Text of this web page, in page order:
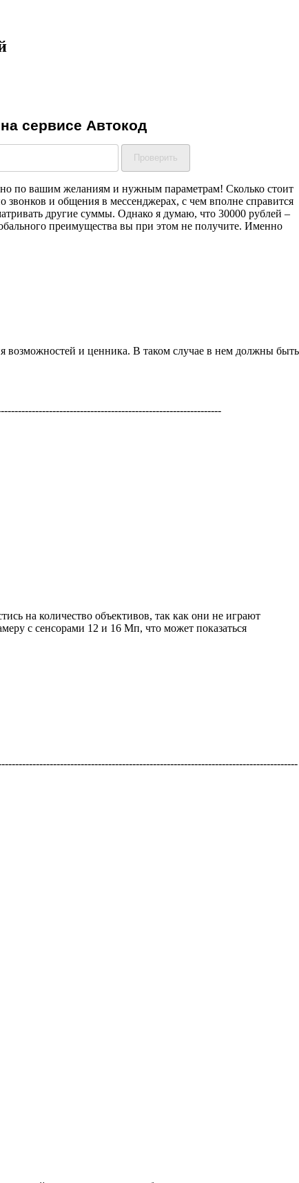
по вашим желаниям и нужным параметрам! Сколько стоит
звонков и общения в мессенджерах, с чем вполне справится
другие суммы. Однако я думаю, что 30000 рублей –
преимущества вы при этом не получите. Именно
возможностей и ценника. В таком случае в нем должны быть
на количество объективов, так как они не играют
с сенсорами 12 и 16 Мп, что может показаться